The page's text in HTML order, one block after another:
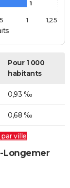
1
1 1,25
Pour 1 000
habitants
0,93 ‰
0,68 ‰
ville
Longemer